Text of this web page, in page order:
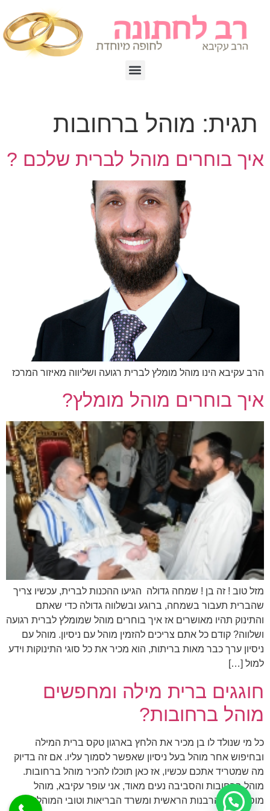
תגית: מוהל ברחובות
איך בוחרים מוהל לברית שלכם ?
הרב עקיבא הינו מוהל מומלץ לברית רגועה ושליווה מאיזור המרכז
איך בוחרים מוהל מומלץ?
מזל טוב ! זה בן ! שמחה גדולה הגיעו ההכנות לברית, עכשיו צריך
שהברית תעבור בשמחה, ברוגע ובשלווה גדולה כדי שאתם
והתינוק תהיו מאושרים אז איך בוחרים מוהל שמומלץ לברית רגועה
ושלווה? קודם כל אתם צריכים להזמין מוהל עם ניסיון. מוהל עם
ניסיון ערך כבר מאות בריתות, הוא מכיר את כל סוגי התינוקות וידע
למול […]
חוגגים ברית מילה ומחפשים
מוהל ברחובות?
כל מי שנולד לו בן מכיר את הלחץ בארגון טקס ברית המילה
ובחיפוש אחר מוהל בעל ניסיון שאפשר לסמוך עליו. אם זה בדיוק
מה שמטריד אתכם עכשיו, אז כאן תוכלו להכיר מוהל ברחובות.
מוהל ברחובות והסביבה נעים מאוד, אני עופר עקיבא, מוהל
מוסמך ע"י הרבנות הראשית ומשרד הבריאות וטובי המוהלים